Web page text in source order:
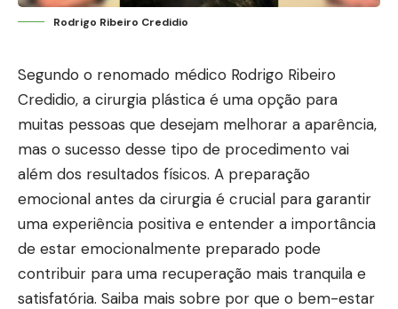
Rodrigo Ribeiro Credidio
Segundo o renomado médico Rodrigo Ribeiro
Credidio, a cirurgia plástica é uma opção para
muitas pessoas que desejam melhorar a aparência,
mas o sucesso desse tipo de procedimento vai
além dos resultados físicos. A preparação
emocional antes da cirurgia é crucial para garantir
uma experiência positiva e entender a importância
de estar emocionalmente preparado pode
contribuir para uma recuperação mais tranquila e
satisfatória. Saiba mais sobre por que o bem-estar